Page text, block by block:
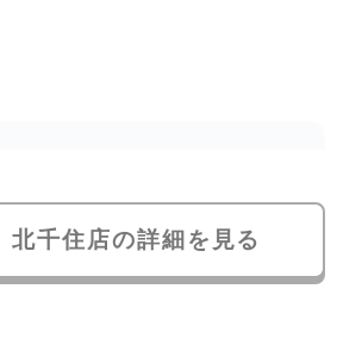
北千住店の詳細を見る